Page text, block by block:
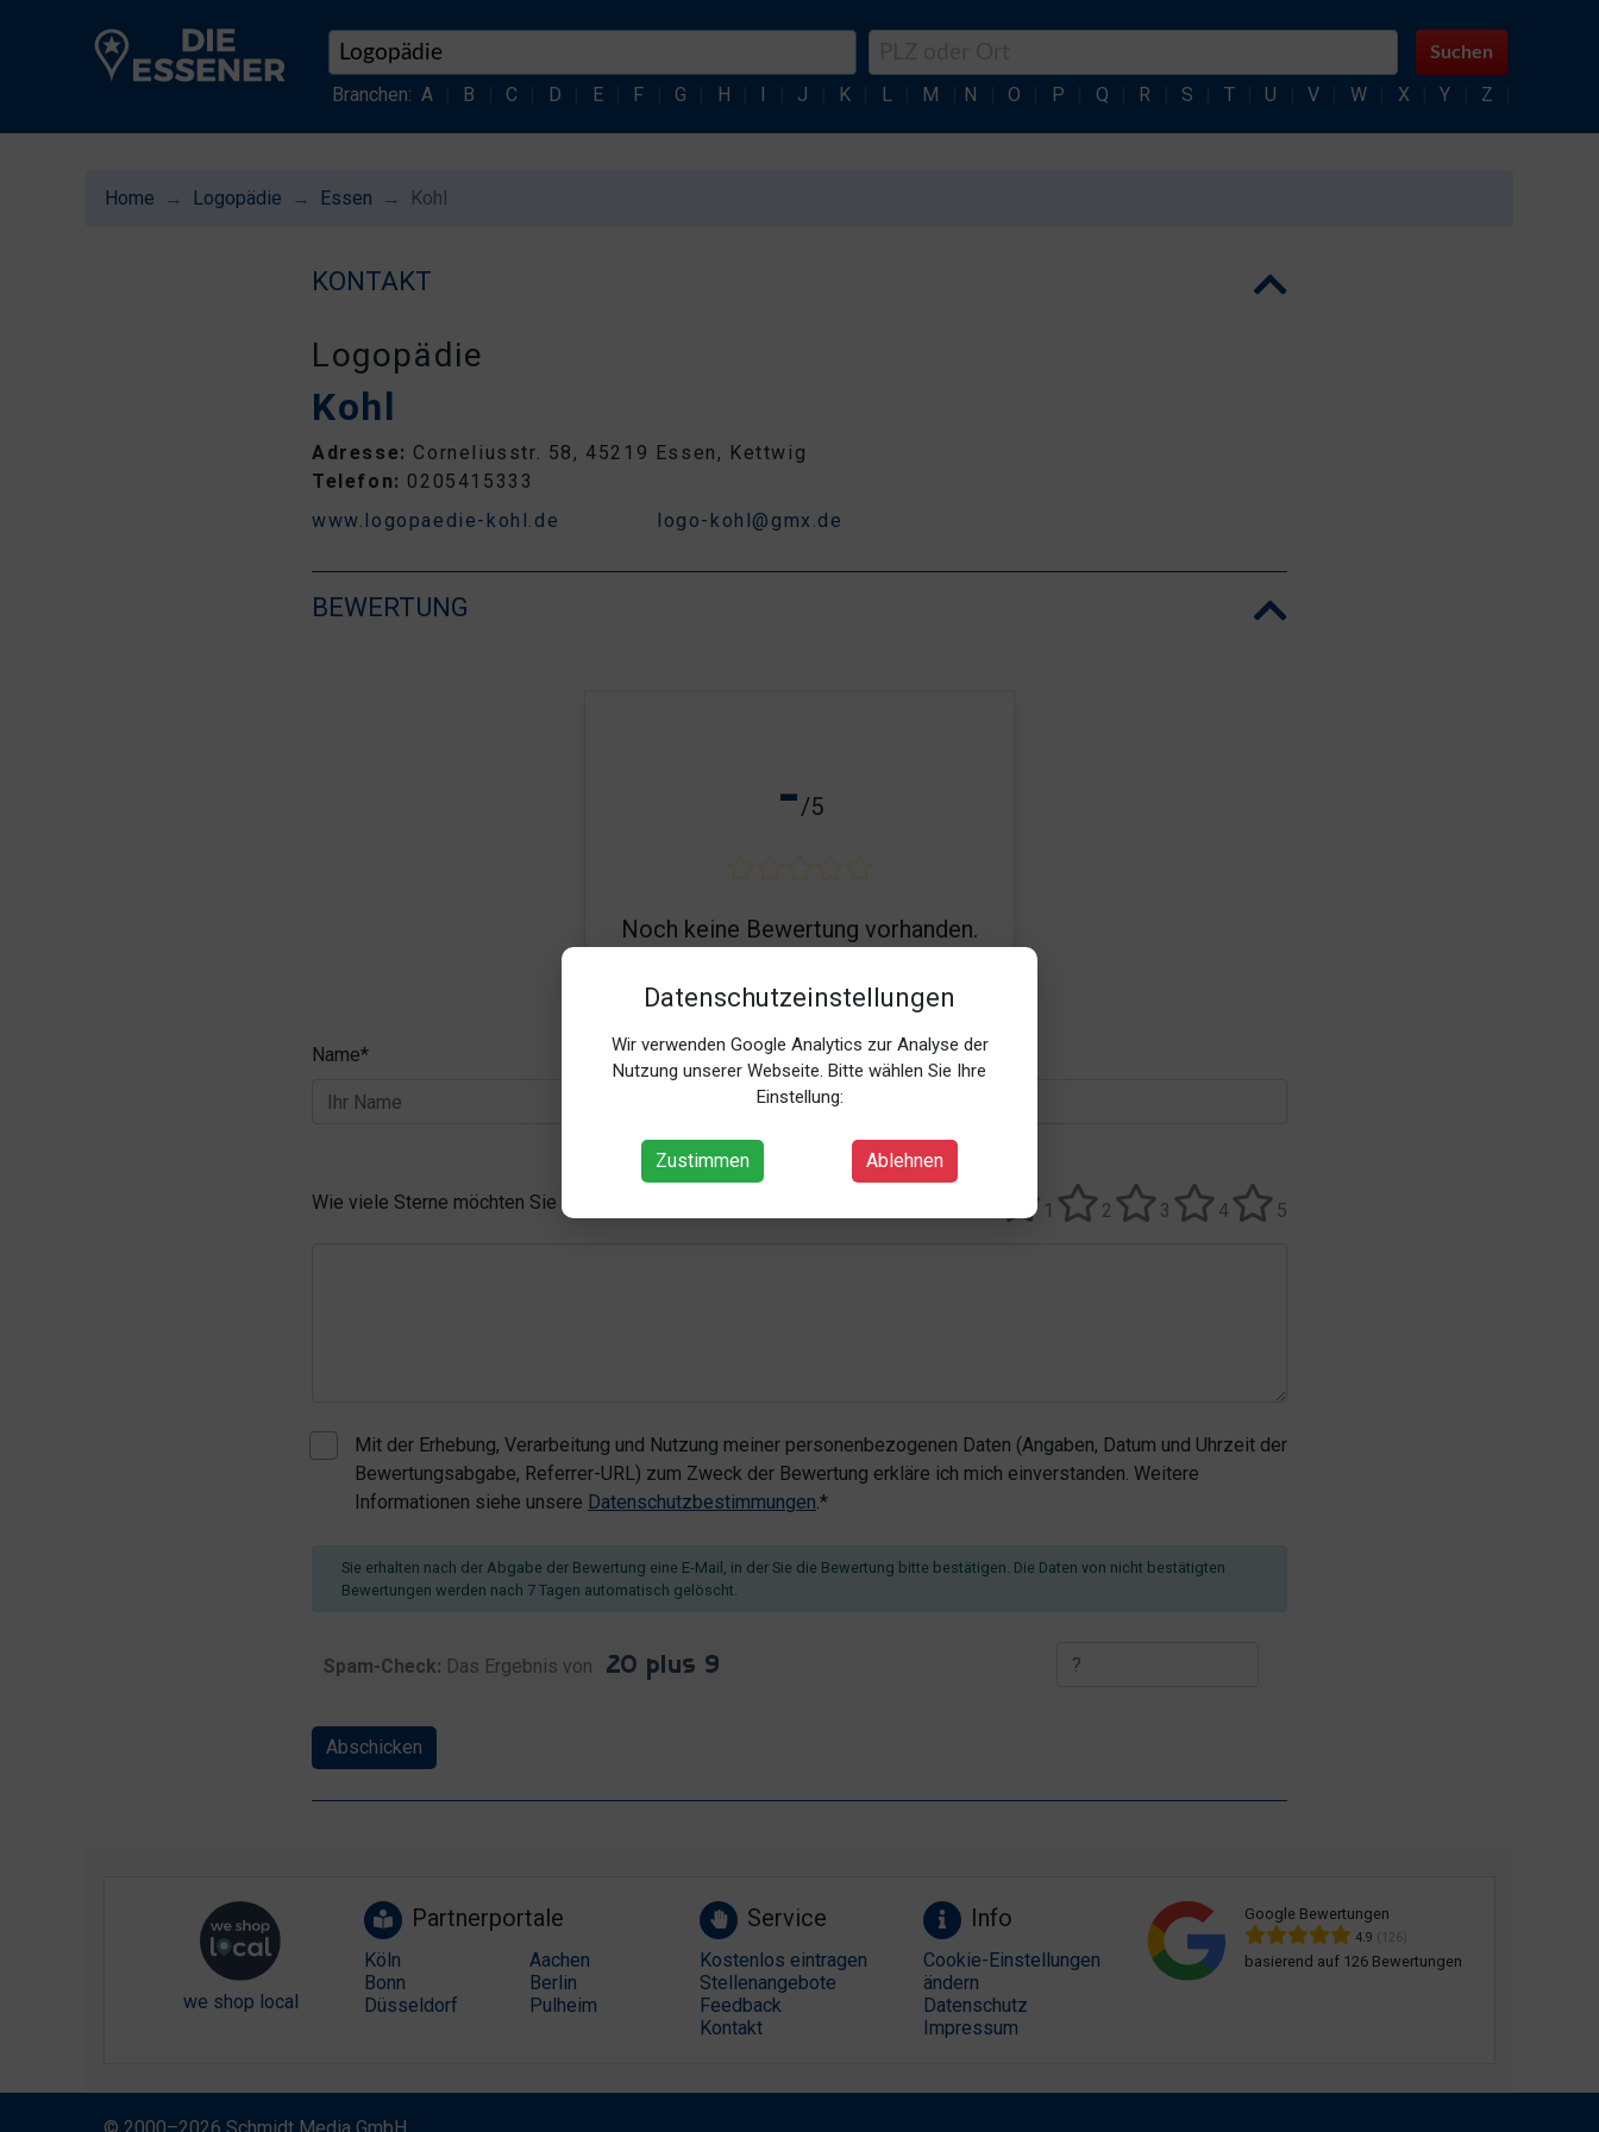
Datenschutzeinstellungen
Wir verwenden Google Analytics zur Analyse der
Nutzung unserer Webseite. Bitte wählen Sie Ihre
Einstellung:
Zustimmen Ablehnen
Suchen
Branchen: A B C D E F G H I J K L M N O P Q R S T U V W X Y Z
Home Logopädie Essen Kohl
KONTAKT
Logopädie
Kohl
Adresse: Corneliusstr. 58, 45219 Essen, Kettwig
Telefon: 0205415333
www.logopaedie-kohl.de
logo-kohl@gmx.de
BEWERTUNG
-/5
Noch keine Bewertung vorhanden.
Name* E-Mail*
Wie viele Sterne möchten Sie vergeben?* 5
4
3
2
1
Mit der Erhebung, Verarbeitung und Nutzung meiner personenbezogenen Daten (Angaben, Datum und Uhrzeit der
Bewertungsabgabe, Referrer-URL) zum Zweck der Bewertung erkläre ich mich einverstanden. Weitere
Informationen siehe unsere Datenschutzbestimmungen.*
Sie erhalten nach der Abgabe der Bewertung eine E-Mail, in der Sie die Bewertung bitte bestätigen. Die Daten von nicht bestätigten
Bewertungen werden nach 7 Tagen automatisch gelöscht.
Spam-Check: Das Ergebnis von
Abschicken
we shop local
Partnerportale
Köln
Bonn
Düsseldorf
Aachen
Berlin
Pulheim
Service
Kostenlos eintragen
Stellenangebote
Feedback
Kontakt
Info
Cookie-Einstellungen
ändern
Datenschutz
Impressum
Google Bewertungen
4.9 (126)
basierend auf 126 Bewertungen